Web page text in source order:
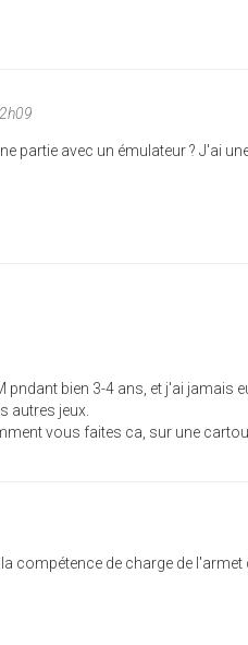
partie avec un émulateur ? J'ai
bien 3-4 ans, et j'ai jamais
autres jeux.
vous faites ca, sur une
compétence de charge de